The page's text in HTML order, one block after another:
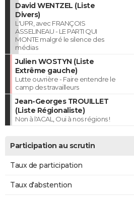
David WENTZEL (Liste
Divers)
L'UPR, avec FRANÇOIS
ASSELINEAU - LE PARTI QUI
MONTE malgré le silence des
médias
Julien WOSTYN (Liste
Extrême gauche)
Lutte ouvrière - Faire entendre le
camp des travailleurs
Jean-Georges TROUILLET
(Liste Régionaliste)
Non à l'ACAL, Oui à nos régions !
Participation au scrutin
Taux de participation
Taux d'abstention